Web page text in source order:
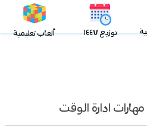
توزيع ١٤٤٧ ألعاب تعليمية
مهارات ادارة الوقت